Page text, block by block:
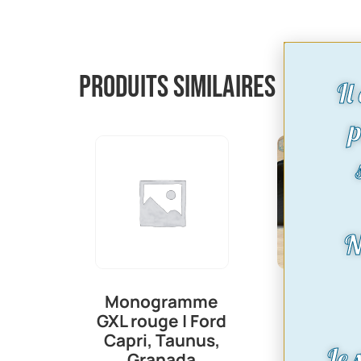
Produits similaires
Monogramme
GXL rouge | Ford
Capri, Taunus,
Il